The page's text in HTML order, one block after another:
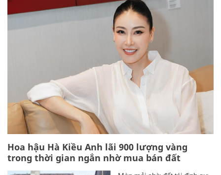
Hoa hậu Hà Kiều Anh lãi 900 lượng vàng
trong thời gian ngắn nhờ mua bán đất